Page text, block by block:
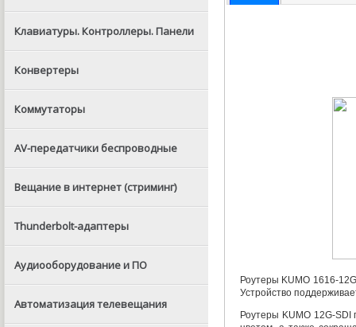
Клавиатуры. Контроллеры. Панели
Конвертеры
Коммутаторы
AV-передатчики беспроводные
Вещание в интернет (стриминг)
Thunderbolt-адаптеры
Аудиооборудование и ПО
Автоматизация телевещания
Роутеры KUMO 1616-
Устройство
Роутеры KUMO 12G-